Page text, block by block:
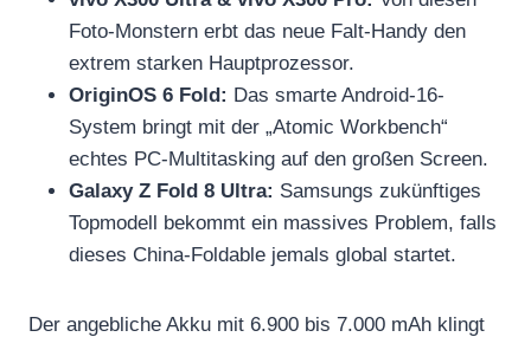
Foto-Monstern erbt das neue Falt-Handy den
extrem starken Hauptprozessor.
OriginOS 6 Fold: Das smarte Android-16-
System bringt mit der „Atomic Workbench“
echtes PC-Multitasking auf den großen Screen.
Galaxy Z Fold 8 Ultra: Samsungs zukünftiges
Topmodell bekommt ein massives Problem, falls
dieses China-Foldable jemals global startet.
Der angebliche Akku mit 6.900 bis 7.000 mAh klingt